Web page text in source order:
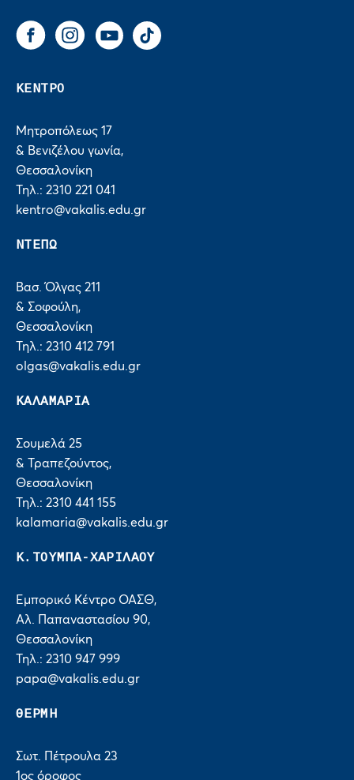
FacebookInstagram
You Tube Tik Tok
ΚΕΝΤΡΟ
Μητροπόλεως 17
& Βενιζέλου γωνία,
Θεσσαλονίκη
Τηλ.: 2310 221 041
kentro@vakalis.edu.gr
ΝΤΕΠΩ
Βασ. Όλγας 211
& Σοφούλη,
Θεσσαλονίκη
Τηλ.: 2310 412 791
olgas@vakalis.edu.gr
ΚΑΛΑΜΑΡΙΑ
Σουμελά 25
& Τραπεζούντος,
Θεσσαλονίκη
Τηλ.: 2310 441 155
kalamaria@vakalis.edu.gr
Κ.ΤΟΥΜΠΑ-ΧΑΡΙΛΑΟΥ
Εμπορικό Κέντρο ΟΑΣΘ,
Αλ. Παπαναστασίου 90,
Θεσσαλονίκη
Τηλ.: 2310 947 999
papa@vakalis.edu.gr
ΘΕΡΜΗ
Σωτ. Πέτρουλα 23
1ος όροφος